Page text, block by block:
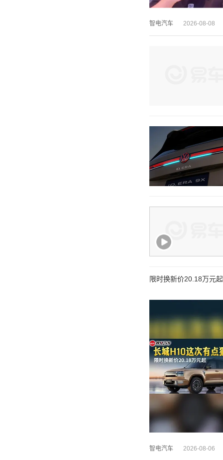
智电汽车 2026-08-08
限时换新价20.18万元
智电汽车 2026-08-06